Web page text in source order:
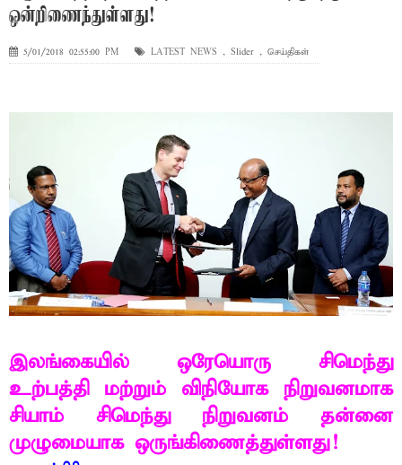
ஒன்றிணைந்துள்ளது!
5/01/2018 02:55:00 PM LATEST NEWS , Slider , செய்திகள்
இலங்கையில் ஒரேயொரு சிமெந்து
உற்பத்தி மற்றும் விநியோக நிறுவனமாக
சியாம் சிமெந்து நிறுவனம் தன்னை
முழுமையாக ஒருங்கிணைத்துள்ளது!